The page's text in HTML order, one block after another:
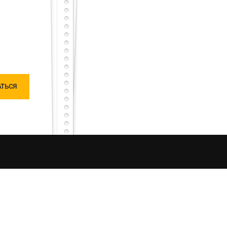
тест с первого раза – будет тебе честь
но не останешься наедине, мы исправим